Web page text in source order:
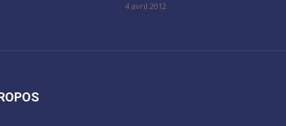
4 avril 2012